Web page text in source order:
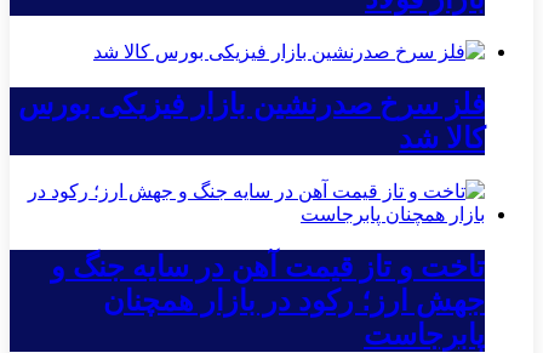
فلز سرخ صدرنشین بازار فیزیکی بورس
کالا شد
تاخت و تاز قیمت آهن در سایه جنگ و
جهش ارز؛ رکود در بازار همچنان
پابرجاست